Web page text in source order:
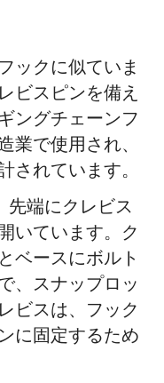
ックに似ていま
ビスピンを備え
ングチェーンフ
で使用され、
れています。
先端にクレビス
いています。ク
ベースにボルト
、スナップロッ
ビスは、フック
に固定するため